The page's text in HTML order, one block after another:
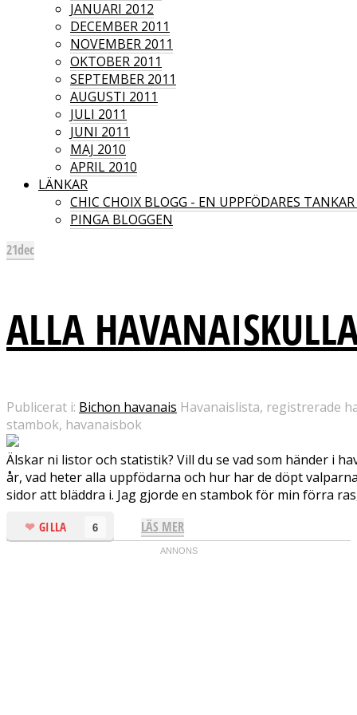
JANUARI 2012
DECEMBER 2011
NOVEMBER 2011
OKTOBER 2011
SEPTEMBER 2011
AUGUSTI 2011
JULI 2011
JUNI 2011
MAJ 2010
APRIL 2010
LÄNKAR
CHIC CHOIX BLOGG - EN UPPFÖDARES
PINGA BLOGGEN
21dec
ALLA
Publicerat i: Bichon havanais Havanaislista, registrerade
stambok, havanaisbok
Älskar ni listor och statistik? Vill du se vad som händer i
år, vad heter alla uppfödarna och hur har de döpt
sidor att bläddra i. Jag gjorde en stambok för min förra
6
GILLA LÄS MER